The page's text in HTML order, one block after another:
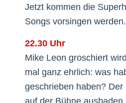
Jetzt kommen die
Songs vorsingen werden.
22.30 Uhr
Mike Leon groschiert
mal ganz ehrlich: was
geschrieben haben?